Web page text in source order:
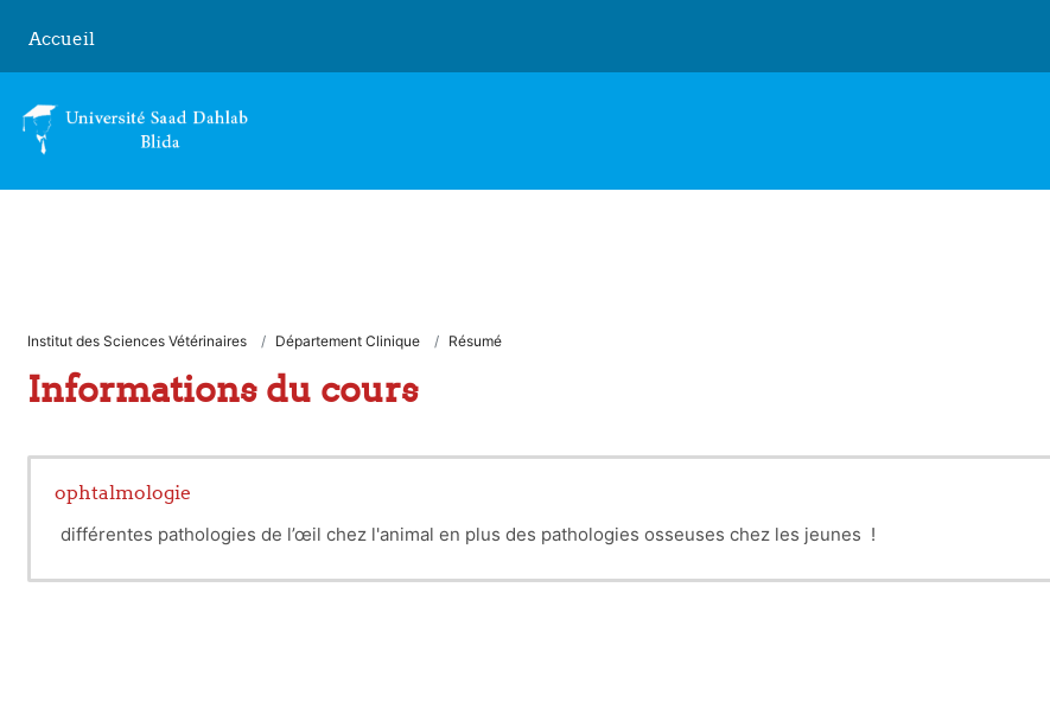
Accueil
Institut des Sciences Vétérinaires Département Clinique Résumé
Informations du cours
ophtalmologie
différentes pathologies de l’œil chez l'animal en plus des pathologies osseuses chez les jeunes !